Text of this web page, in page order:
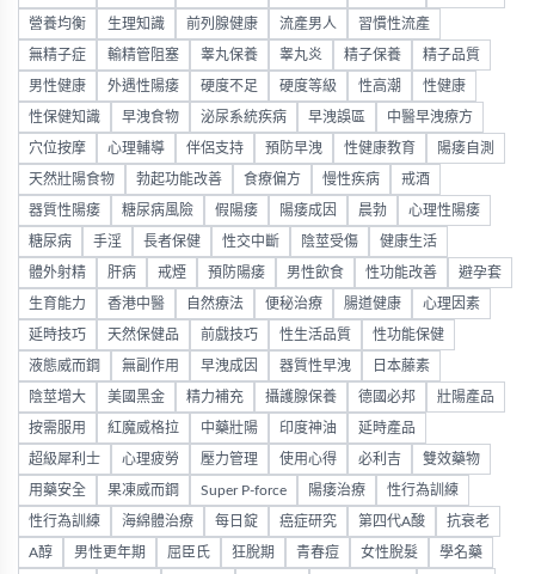
營養均衡 生理知識 前列腺健康 流產男人 習慣性流產
無精子症 輸精管阻塞 睾丸保養 睾丸炎 精子保養 精子品質
男性健康 外遇性陽痿 硬度不足 硬度等級 性高潮 性健康
性保健知識 早洩食物 泌尿系統疾病 早洩誤區 中醫早洩療方
穴位按摩 心理輔導 伴侶支持 預防早洩 性健康教育 陽痿自測
天然壯陽食物 勃起功能改善 食療偏方 慢性疾病 戒酒
器質性陽痿 糖尿病風險 假陽痿 陽痿成因 晨勃 心理性陽痿
糖尿病 手淫 長者保健 性交中斷 陰莖受傷 健康生活
體外射精 肝病 戒煙 預防陽痿 男性飲食 性功能改善 避孕套
生育能力 香港中醫 自然療法 便秘治療 腸道健康 心理因素
延時技巧 天然保健品 前戲技巧 性生活品質 性功能保健
液態威而鋼 無副作用 早洩成因 器質性早洩 日本藤素
陰莖增大 美國黑金 精力補充 攝護腺保養 德國必邦 壯陽產品
按需服用 紅魔威格拉 中藥壯陽 印度神油 延時產品
超級犀利士 心理疲勞 壓力管理 使用心得 必利吉 雙效藥物
用藥安全 果凍威而鋼 Super P-force 陽痿治療 性行為訓練
性行為訓練 海綿體治療 每日錠 癌症研究 第四代A酸 抗衰老
A醇 男性更年期 屈臣氏 狂脫期 青春痘 女性脫髮 學名藥